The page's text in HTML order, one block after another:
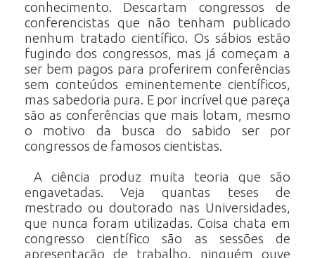
conhecimento. Descartam congressos de
conferencistas que não tenham publicado
nenhum tratado científico. Os sábios estão
fugindo dos congressos, mas já começam a
ser bem pagos para proferirem conferências
sem conteúdos eminentemente científicos,
mas sabedoria pura. E por incrível que pareça
são as conferências que mais lotam, mesmo
o motivo da busca do sabido ser por
congressos de famosos cientistas.
A ciência produz muita teoria que são
engavetadas. Veja quantas teses de
mestrado ou doutorado nas Universidades,
que nunca foram utilizadas. Coisa chata em
congresso científico são as sessões de
apresentação de trabalho, ninguém ouve